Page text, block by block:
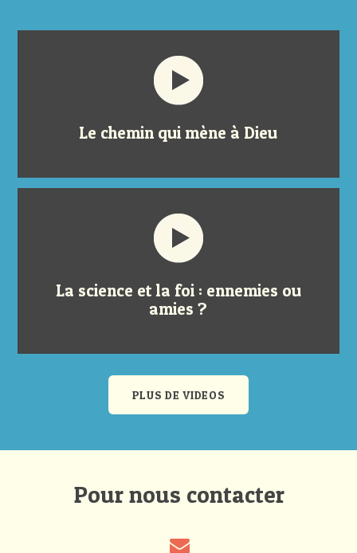
Le chemin qui mène à Dieu
La science et la foi : ennemies ou
amies ?
PLUS DE VIDEOS
Pour nous contacter